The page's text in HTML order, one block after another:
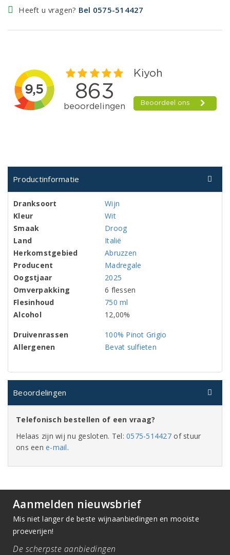
Heeft u vragen? Bel 0575-514427
Productinformatie
Dranksoort
Wijn
Kleur
Wit
Smaak
Droog
Land
Italië
Herkomstgebied
Abruzzen
Producent
Madregale
Oogstjaar
2025
Omverpakking
6 flessen
Flesinhoud
750 ml
Alcohol
12,00%
Druivenrassen
100% Pinot Grigio
Allergenen
Bevat sulfieten
Beoordelingen
Telefonisch bestellen of een vraag?
Helaas zijn wij nu gesloten. Tel:0575-514427 of stuur
ons eene-mail.
Aanmelden nieuwsbrief
Mis niet langer de beste wijnaanbiedingen en mooiste
proeverijen!
De scherpste aanbiedingen